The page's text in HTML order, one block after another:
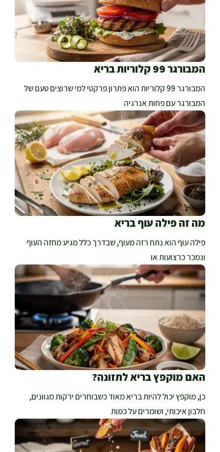
המבורגר 99 קלוריות בריא
המבורגר 99 קלוריות הוא פתרון פרקטי למי שרוצים טעם של
המבורגר עם פחות אנרגיה
מה זה פילה עוף בריא
פילה עוף הוא נתח רזה מעוף, שבדרך כלל מגיע מחזה העוף
ונמכר כרצועות או
האם מוקפץ בריא לתזונה?
כן, מוקפץ יכול להיות בריא מאוד כשבוחרים ירקות מגוונים,
חלבון איכותי, ושומרים על כמות